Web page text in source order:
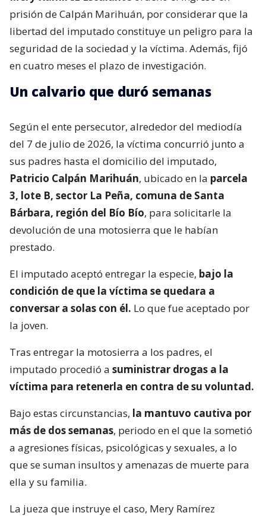
prisión de Calpán Marihuán, por considerar que la
libertad del imputado constituye un peligro para la
seguridad de la sociedad y la víctima. Además, fijó
en cuatro meses el plazo de investigación.
Un calvario que duró semanas
Según el ente persecutor, alrededor del mediodía
del 7 de julio de 2026, la víctima concurrió junto a
sus padres hasta el domicilio del imputado,
Patricio Calpán Marihuán, ubicado en la parcela
3, lote B, sector La Peña, comuna de Santa
Bárbara, región del Bío Bío, para solicitarle la
devolución de una motosierra que le habían
prestado.
El imputado aceptó entregar la especie, bajo la
condición de que la víctima se quedara a
conversar a solas con él. Lo que fue aceptado por
la joven.
Tras entregar la motosierra a los padres, el
imputado procedió a suministrar drogas a la
víctima para retenerla en contra de su voluntad.
Bajo estas circunstancias, la mantuvo cautiva por
más de dos semanas, periodo en el que la sometió
a agresiones físicas, psicológicas y sexuales, a lo
que se suman insultos y amenazas de muerte para
ella y su familia.
La jueza que instruye el caso, Mery Ramírez